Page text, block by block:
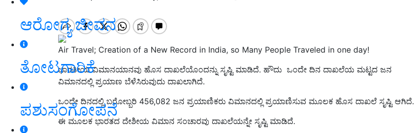
ಆರೋಗ್ಯ ಜೀವನ
ತೋಟಗಾರಿಕೆ
ಪಶುಸಂಗೋಪನೆ
Air Travel; Creation of a New Record in India, so Many People Traveled in one day!
ಭಾರತೀಯ ವಿಮಾನಯಾನವು ಹೊಸ ದಾಖಲೆಯೊಂದನ್ನು ಸೃಷ್ಟಿ ಮಾಡಿದೆ. ಹೌದು ಒಂದೇ ದಿನ ದಾಖಲೆಯ ಮಟ್ಟದ ಜನ
ವಿಮಾನದಲ್ಲಿ ಪ್ರಯಾಣ ಬೆಳೆಸಿರುವುದು ದಾಖಲಾಗಿದೆ.
ಒಂದೇ ದಿನದಲ್ಲಿ ಬರೋಬ್ಬರಿ 456,082 ಜನ ಪ್ರಯಾಣಿಕರು ವಿಮಾನದಲ್ಲಿ ಪ್ರಯಾಣಿಸುವ ಮೂಲಕ ಹೊಸ ದಾಖಲೆ ಸೃಷ್ಟಿ ಆಗಿದೆ.
ಈ ಮೂಲಕ ಭಾರತದ ದೇಶೀಯ ವಿಮಾನ ಸಂಚಾರವು ದಾಖಲೆಯನ್ನೇ ಸೃಷ್ಟಿ ಮಾಡಿದೆ.